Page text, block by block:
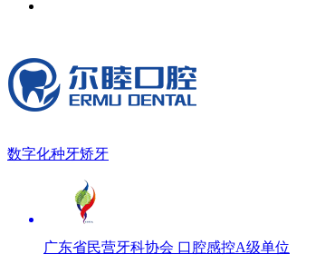
数字化种牙矫牙
广东省民营牙科协会 口腔感控A级单位